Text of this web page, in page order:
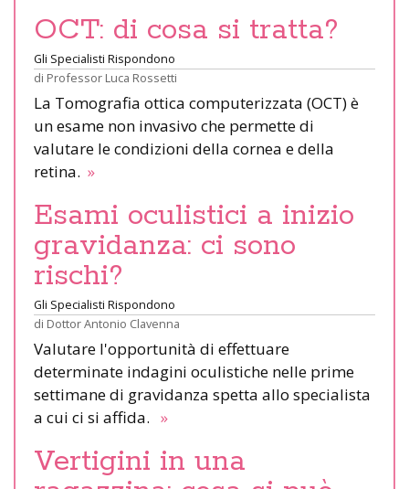
OCT: di cosa si tratta?
Gli Specialisti Rispondono
di Professor Luca Rossetti
La Tomografia ottica computerizzata (OCT) è
un esame non invasivo che permette di
valutare le condizioni della cornea e della
retina. »
Esami oculistici a inizio
gravidanza: ci sono
rischi?
Gli Specialisti Rispondono
di Dottor Antonio Clavenna
Valutare l'opportunità di effettuare
determinate indagini oculistiche nelle prime
settimane di gravidanza spetta allo specialista
a cui ci si affida. »
Vertigini in una